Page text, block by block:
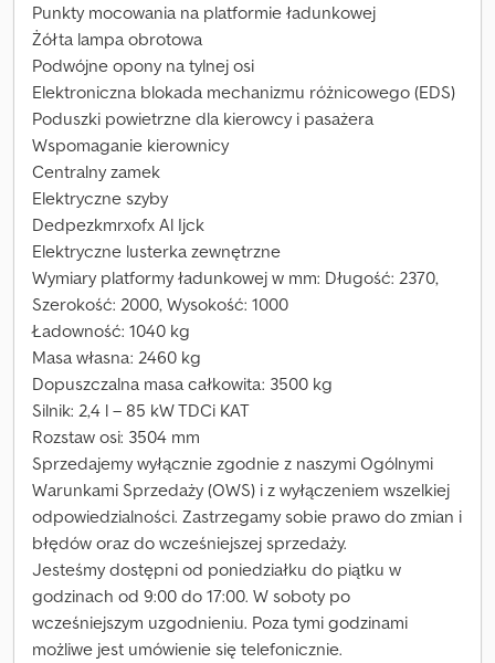
Punkty mocowania na platformie ładunkowej
Żółta lampa obrotowa
Podwójne opony na tylnej osi
Elektroniczna blokada mechanizmu różnicowego (EDS)
Poduszki powietrzne dla kierowcy i pasażera
Wspomaganie kierownicy
Centralny zamek
Elektryczne szyby
Dedpezkmrxofx Al Ijck
Elektryczne lusterka zewnętrzne
Wymiary platformy ładunkowej w mm: Długość: 2370,
Szerokość: 2000, Wysokość: 1000
Ładowność: 1040 kg
Masa własna: 2460 kg
Dopuszczalna masa całkowita: 3500 kg
Silnik: 2,4 l – 85 kW TDCi KAT
Rozstaw osi: 3504 mm
Sprzedajemy wyłącznie zgodnie z naszymi Ogólnymi
Warunkami Sprzedaży (OWS) i z wyłączeniem wszelkiej
odpowiedzialności. Zastrzegamy sobie prawo do zmian i
błędów oraz do wcześniejszej sprzedaży.
Jesteśmy dostępni od poniedziałku do piątku w
godzinach od 9:00 do 17:00. W soboty po
wcześniejszym uzgodnieniu. Poza tymi godzinami
możliwe jest umówienie się telefonicznie.